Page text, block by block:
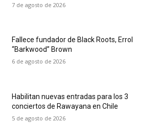
7 de agosto de 2026
Fallece fundador de Black Roots, Errol
“Barkwood” Brown
6 de agosto de 2026
Habilitan nuevas entradas para los 3
conciertos de Rawayana en Chile
5 de agosto de 2026